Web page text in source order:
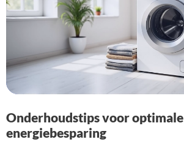
Onderhoudstips voor optimale
energiebesparing